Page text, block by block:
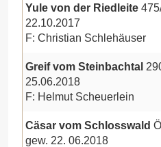
Yule von der Riedleite
22.10.2017
F: Christian Schlehäuser
Greif vom Steinbachtal
25.06.2018
F: Helmut Scheuerlein
Cäsar vom Schlosswald
gew. 22. 06.2018